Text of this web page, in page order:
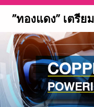
”ทองแดง” เตรี